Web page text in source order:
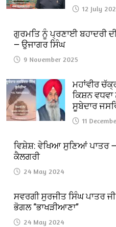
12 July
ਗੁਰਮਤਿ ਨੂੰ ਪ੍ਰਣਾਈ ਬਹਾਦਰੀ
— ਉਜਾਗਰ ਸਿੰਘ
9 November 2025
ਮਹਾਂਵੀਰ
ਕਿਸ਼ਨ
ਸੂਬੇਦਾਰ
11
ਵਿਸ਼ੇਸ਼: ਵੇਖਿਆ ਸੁਣਿਆਂ ਪਾਤਰ
ਕੈਲਗਰੀ
24 May 2024
ਸਵਰਗੀ ਸੁਰਜੀਤ ਸਿੰਘ ਪਾਤਰ
ਭੋਗਲ “ਭਾਖੜੀਆਣਾ”
24 May 2024